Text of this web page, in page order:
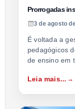
Prorrogadas
3 de agosto
É voltada a
pedagógicos
de ensino em
Leia mais...